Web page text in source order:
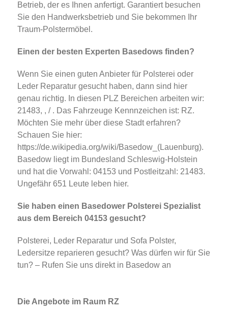
Betrieb, der es Ihnen anfertigt. Garantiert besuchen
Sie den Handwerksbetrieb und Sie bekommen Ihr
Traum-Polstermöbel.
Einen der besten Experten Basedows finden?
Wenn Sie einen guten Anbieter für Polsterei oder
Leder Reparatur gesucht haben, dann sind hier
genau richtig. In diesen PLZ Bereichen arbeiten wir:
21483, , / . Das Fahrzeuge Kennnzeichen ist: RZ.
Möchten Sie mehr über diese Stadt erfahren?
Schauen Sie hier:
https://de.wikipedia.org/wiki/Basedow_(Lauenburg).
Basedow liegt im Bundesland Schleswig-Holstein
und hat die Vorwahl: 04153 und Postleitzahl: 21483.
Ungefähr 651 Leute leben hier.
Sie haben einen Basedower Polsterei Spezialist
aus dem Bereich 04153 gesucht?
Polsterei, Leder Reparatur und Sofa Polster,
Ledersitze reparieren gesucht? Was dürfen wir für Sie
tun? – Rufen Sie uns direkt in Basedow an
Die Angebote im Raum RZ